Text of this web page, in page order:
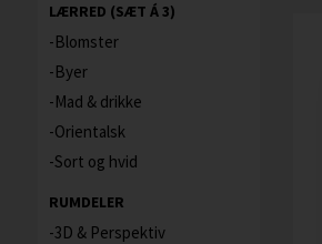
LÆRRED (SÆT Á 3)
Blomster
Byer
Mad & drikke
Orientalsk
Sort og hvid
RUMDELER
3D & Perspektiv